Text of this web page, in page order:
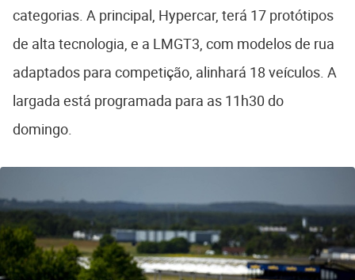
categorias. A principal, Hypercar, terá 17 protótipos
de alta tecnologia, e a LMGT3, com modelos de rua
adaptados para competição, alinhará 18 veículos. A
largada está programada para as 11h30 do
domingo.